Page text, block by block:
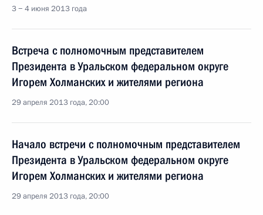
3 − 4 июня 2013 года
Встреча с полномочным представителем
Президента в Уральском федеральном округе
Игорем Холманских и жителями региона
29 апреля 2013 года, 20:00
Начало встречи с полномочным представителем
Президента в Уральском федеральном округе
Игорем Холманских и жителями региона
29 апреля 2013 года, 20:00